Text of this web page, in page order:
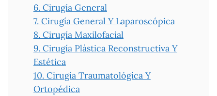
6. Cirugía General
7. Cirugía General Y Laparoscópica
8. Cirugía Maxilofacial
9. Cirugía Plástica Reconstructiva Y
Estética
10. Cirugía Traumatológica Y
Ortopédica